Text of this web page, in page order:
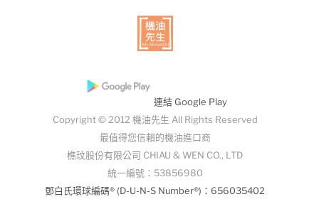
連結 Google Play
Copyright © 2012 機油先生 All Rights Reserved
最值得您信賴的機油進口商
樵玟股份有限公司 CHIAU & WEN CO., LTD
統一編號：53856980
鄧白氏環球編碼® (D-U-N-S Number®)：656035402